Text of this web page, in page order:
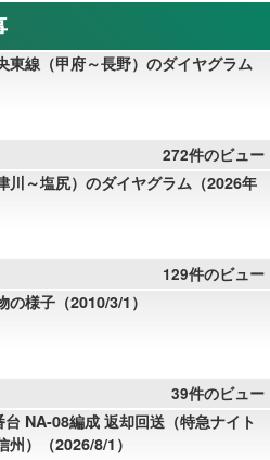
東線（甲府～長野）のダイヤグラム
272件のビュー
川～塩尻）のダイヤグラム（2026年
129件のビュー
の様子（2010/3/1）
39件のビュー
NA-08編成 返却回送（特急ナイト
州）（2026/8/1）